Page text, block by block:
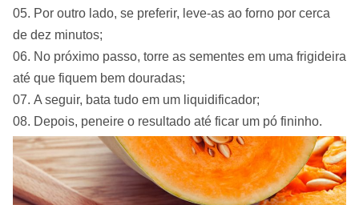
Por outro lado, se preferir, leve-as ao forno por cerca
de dez minutos;
No próximo passo, torre as sementes em uma frigideira
até que fiquem bem douradas;
A seguir, bata tudo em um liquidificador;
Depois, peneire o resultado até ficar um pó fininho.